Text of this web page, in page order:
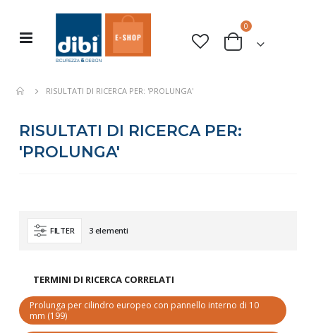
Toggle
Cart
0 elementi
RISULTATI DI RICERCA PER: 'PROLUNGA'
RISULTATI DI RICERCA PER:
'PROLUNGA'
FILTER 3elementi
TERMINI DI RICERCA CORRELATI
Prolunga per cilindro europeo con pannello interno di 10
mm (199)